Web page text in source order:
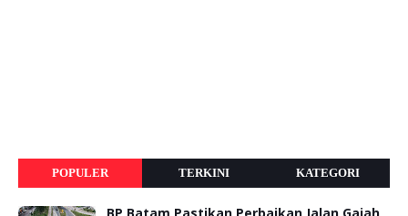
POPULER TERKINI KATEGORI